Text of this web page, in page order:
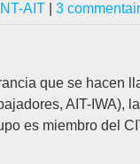
AIT 3
que se hacen
AIT-IWA),
es miembro del